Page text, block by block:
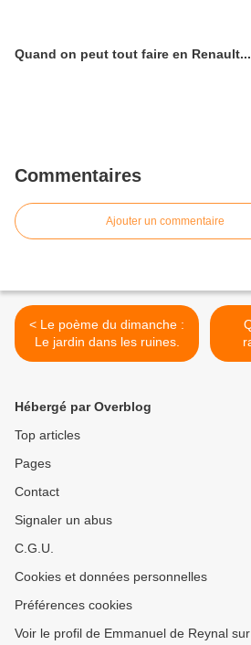
Quand on peut tout faire en Renault...
Commentaires
Ajouter un commentaire
< Le poème du dimanche :
Le jardin dans les ruines.
Hébergé par Overblog
Top articles
Pages
Contact
Signaler un abus
C.G.U.
Cookies et données personnelles
Préférences cookies
Voir le profil de Emmanuel de Reynal